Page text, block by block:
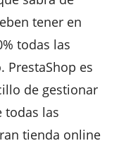
tener en
todas las
PrestaShop es
de gestionar
todas las
tienda online